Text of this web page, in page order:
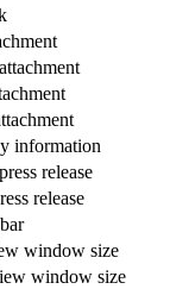
information
release
release
window size
window size